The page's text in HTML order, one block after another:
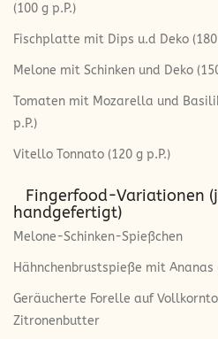
(100 g p.P.)
Fischplatte mit Dips u.d Deko (180
Melone mit Schinken und Deko
Tomaten mit Mozarella und
p.P.)
Vitello Tonnato (120 g p.P.)
Fingerfood-Variationen
handgefertigt)
Melone-Schinken-Spießchen
Hähnchenbrustspieße mit Ananas
Geräucherte Forelle auf
Zitronenbutter